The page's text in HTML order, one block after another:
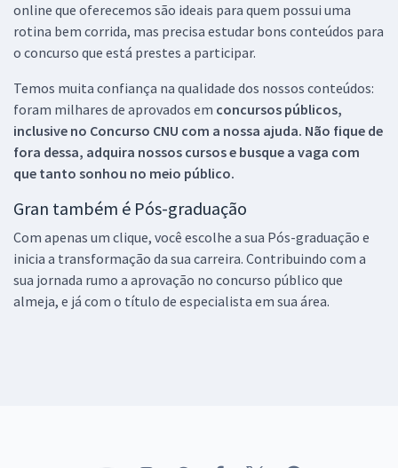
online que oferecemos são ideais para quem possui uma
rotina bem corrida, mas precisa estudar bons conteúdos para
o concurso que está prestes a participar.
Temos muita confiança na qualidade dos nossos conteúdos:
foram milhares de aprovados em concursos públicos,
inclusive no Concurso CNU com a nossa ajuda. Não fique de
fora dessa, adquira nossos cursos e busque a vaga com
que tanto sonhou no meio público.
Gran também é Pós-graduação
Com apenas um clique, você escolhe a sua Pós-graduação e
inicia a transformação da sua carreira. Contribuindo com a
sua jornada rumo a aprovação no concurso público que
almeja, e já com o título de especialista em sua área.